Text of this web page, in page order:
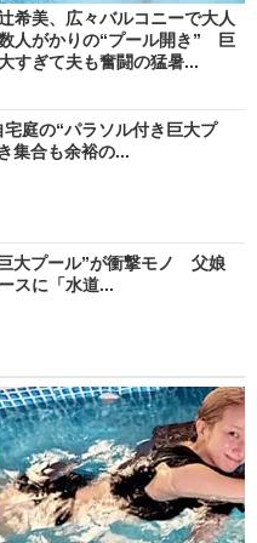
希美、広々バルコニーで大人
人がかりの“プール開き” 巨
大すぎて夫も奮闘の猛暑...
庭の“パラソル付き巨大プ
集合も余裕の...
大プール”が衝撃モノ 父娘
スに「水道...